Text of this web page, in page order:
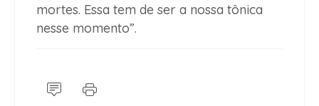
mortes. Essa tem de ser a nossa tônica
nesse momento”.